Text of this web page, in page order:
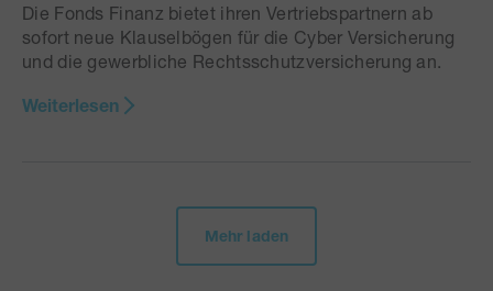
Die Fonds Finanz bietet ihren Vertriebspartnern ab
sofort neue Klauselbögen für die Cyber Versicherung
und die gewerbliche Rechtsschutzversicherung an.
Weiterlesen
Mehr laden